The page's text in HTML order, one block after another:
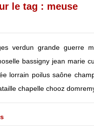
le tag : meuse
verdun grande guerre
bassigny jean marie
lorrain poilus saône
chapelle chooz